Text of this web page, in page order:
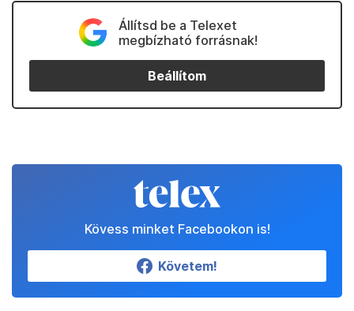
Állítsd be a Telexet
megbízható forrásnak!
Beállítom
Kövess minket Facebookon is!
Követem!